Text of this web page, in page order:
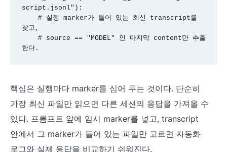
script.jsonl"):
찾고,
핵심은 실행마다 marker를 심어 두는 것이다. 단순히
가장 최신 파일만 읽으면 다른 세션의 응답을 가져올 수
있다. 프롬프트 앞에 임시 marker를 넣고, transcript
안에서 그 marker가 들어 있는 파일만 고르면 자동화
로그와 실제 응답을 비교하기 쉬워진다.